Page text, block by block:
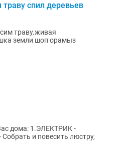
спил деревьев
траву.живая
земли шоп орамыз
-
и повесить люстру,